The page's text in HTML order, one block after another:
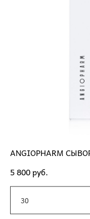
ANGIOPHARM
5 800 pуб.
30